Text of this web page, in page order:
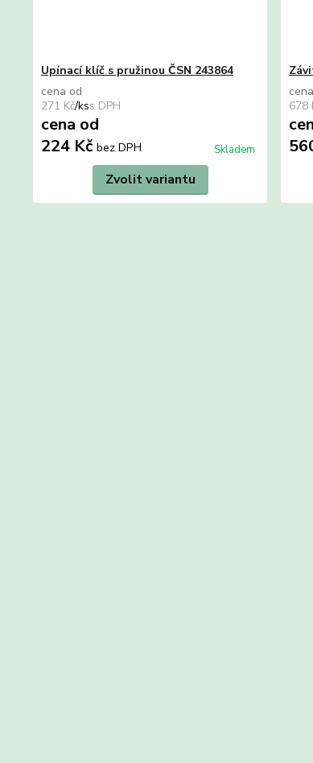
Upínací klíč s pružinou ČSN 243864
cena od
271 Kč/ks
cena od
224 Kč bez DPH Skladem
Zvolit variantu
678